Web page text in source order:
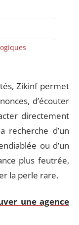
Zikinf permet
d’écouter
directement
recherche d’un
ou d’un
plus feutrée,
la perle rare.
une agence